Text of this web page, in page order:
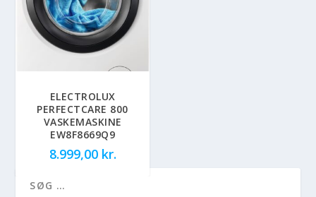
ELECTROLUX
PERFECTCARE 800
VASKEMASKINE
EW8F8669Q9
8.999,00 kr.